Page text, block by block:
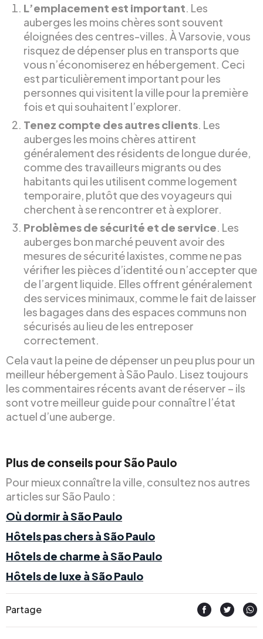
L’emplacement est important . Les
auberges les moins chères sont souvent
éloignées des centres-villes. À Varsovie, vous
risquez de dépenser plus en transports que
vous n’économiserez en hébergement. Ceci
est particulièrement important pour les
personnes qui visitent la ville pour la première
fois et qui souhaitent l’explorer.
Tenez compte des autres clients . Les
auberges les moins chères attirent
généralement des résidents de longue durée,
comme des travailleurs migrants ou des
habitants qui les utilisent comme logement
temporaire, plutôt que des voyageurs qui
cherchent à se rencontrer et à explorer.
Problèmes de sécurité et de service . Les
auberges bon marché peuvent avoir des
mesures de sécurité laxistes, comme ne pas
vérifier les pièces d’identité ou n’accepter que
de l’argent liquide. Elles offrent généralement
des services minimaux, comme le fait de laisser
les bagages dans des espaces communs non
sécurisés au lieu de les entreposer
correctement.
Cela vaut la peine de dépenser un peu plus pour un
meilleur hébergement à São Paulo. Lisez toujours
les commentaires récents avant de réserver – ils
sont votre meilleur guide pour connaître l’état
actuel d’une auberge.
Plus de conseils pour São Paulo
Pour mieux connaître la ville, consultez nos autres
articles sur São Paulo :
Où dormir à São Paulo
Hôtels pas chers à São Paulo
Hôtels de charme à São Paulo
Hôtels de luxe à São Paulo
Partage